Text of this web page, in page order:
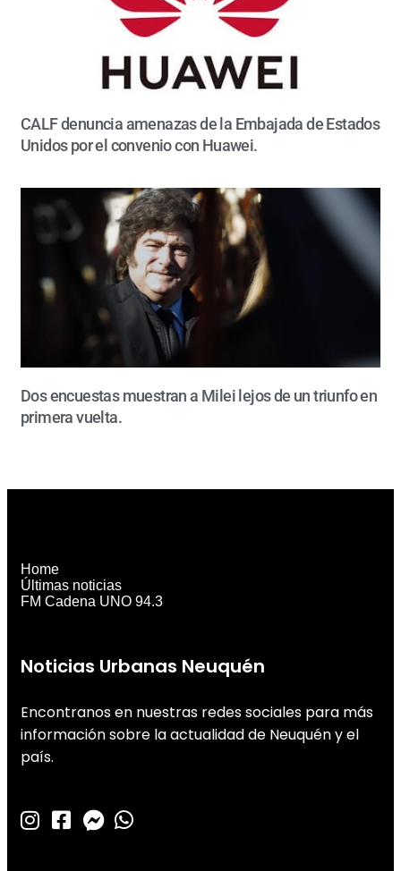
CALF denuncia amenazas de la Embajada de Estados
Unidos por el convenio con Huawei.
Dos encuestas muestran a Milei lejos de un triunfo en
primera vuelta.
Noticias Urbanas Neuquén
Encontranos en nuestras redes sociales para más
información sobre la actualidad de Neuquén y el
país.
Home
Últimas noticias
FM Cadena UNO 94.3